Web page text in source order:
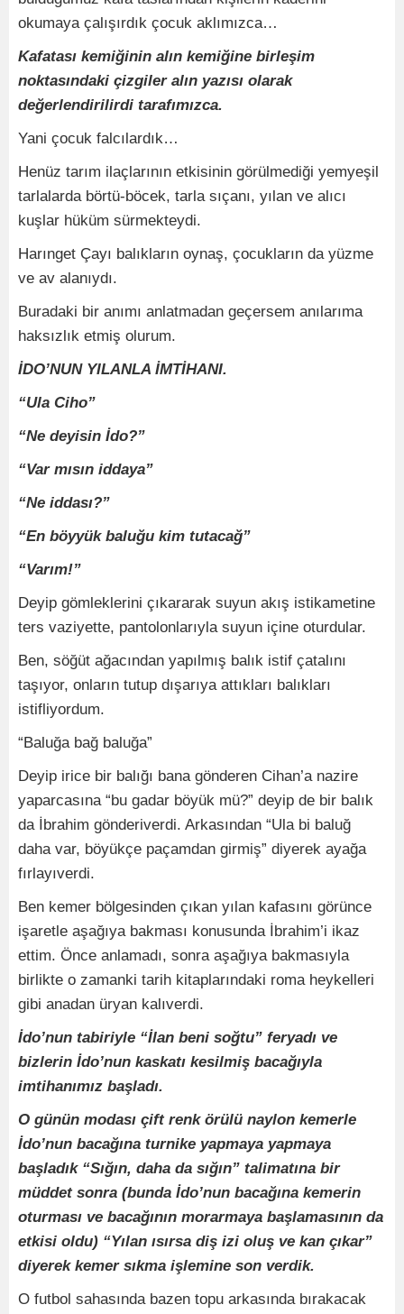
okumaya çalışırdık çocuk aklımızca…
Kafatası kemiğinin alın kemiğine birleşim
noktasındaki çizgiler alın yazısı olarak
değerlendirilirdi tarafımızca.
Yani çocuk falcılardık…
Henüz tarım ilaçlarının etkisinin görülmediği yemyeşil
tarlalarda börtü-böcek, tarla sıçanı, yılan ve alıcı
kuşlar hüküm sürmekteydi.
Harınget Çayı balıkların oynaş, çocukların da yüzme
ve av alanıydı.
Buradaki bir anımı anlatmadan geçersem anılarıma
haksızlık etmiş olurum.
İDO’NUN YILANLA İMTİHANI.
“Ula Ciho”
“Ne deyisin İdo?”
“Var mısın iddaya”
“Ne iddası?”
“En böyyük baluğu kim tutacağ”
“Varım!”
Deyip gömleklerini çıkararak suyun akış istikametine
ters vaziyette, pantolonlarıyla suyun içine oturdular.
Ben, söğüt ağacından yapılmış balık istif çatalını
taşıyor, onların tutup dışarıya attıkları balıkları
istifliyordum.
“Baluğa bağ baluğa”
Deyip irice bir balığı bana gönderen Cihan’a nazire
yaparcasına “bu gadar böyük mü?” deyip de bir balık
da İbrahim gönderiverdi. Arkasından “Ula bi baluğ
daha var, böyükçe paçamdan girmiş” diyerek ayağa
fırlayıverdi.
Ben kemer bölgesinden çıkan yılan kafasını görünce
işaretle aşağıya bakması konusunda İbrahim’i ikaz
ettim. Önce anlamadı, sonra aşağıya bakmasıyla
birlikte o zamanki tarih kitaplarındaki roma heykelleri
gibi anadan üryan kalıverdi.
İdo’nun tabiriyle “İlan beni soğtu” feryadı ve
bizlerin İdo’nun kaskatı kesilmiş bacağıyla
imtihanımız başladı.
O günün modası çift renk örülü naylon kemerle
İdo’nun bacağına turnike yapmaya yapmaya
başladık “Sığın, daha da sığın” talimatına bir
müddet sonra (bunda İdo’nun bacağına kemerin
oturması ve bacağının morarmaya başlamasının da
etkisi oldu) “Yılan ısırsa diş izi oluş ve kan çıkar”
diyerek kemer sıkma işlemine son verdik.
O futbol sahasında bazen topu arkasında bırakacak